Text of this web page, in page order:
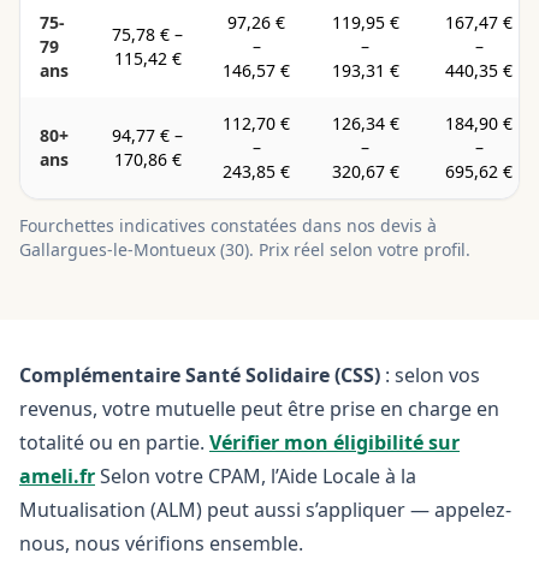
75-
79
ans
75,78 € –
115,42 €
97,26 €
–
146,57 €
119,95 €
–
193,31 €
167,47 €
–
440,35 €
80+
ans
94,77 € –
170,86 €
112,70 €
–
243,85 €
126,34 €
–
320,67 €
184,90 €
–
695,62 €
Fourchettes indicatives constatées dans nos devis à
Gallargues-le-Montueux (30). Prix réel selon votre profil.
Complémentaire Santé Solidaire (CSS) : selon vos
revenus, votre mutuelle peut être prise en charge en
totalité ou en partie. Vérifier mon éligibilité sur
ameli.frSelon votre CPAM, l’Aide Locale à la
Mutualisation (ALM) peut aussi s’appliquer — appelez-
nous, nous vérifions ensemble.